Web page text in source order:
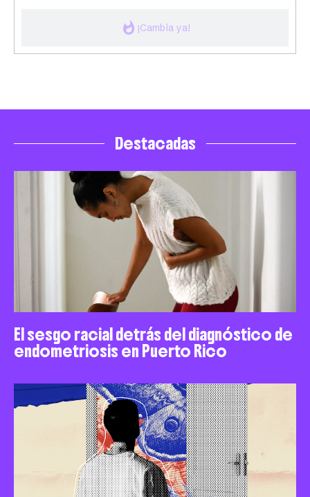
whatshot ¡Cambia ya!
Destacadas
El sesgo racial detrás del diagnóstico de
endometriosis en Puerto Rico